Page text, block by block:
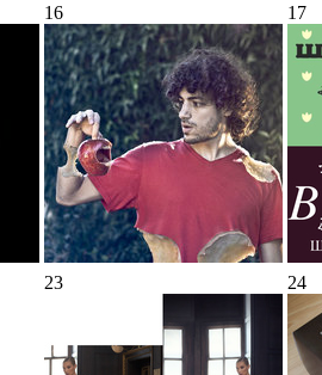
16 17
23 24